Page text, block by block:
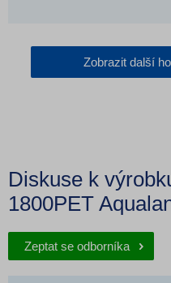
Zobrazit další
Diskuse k
1800PET
Zeptat se odborníka